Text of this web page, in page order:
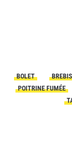
BOLET BREBIS
POITRINE FUMÉE